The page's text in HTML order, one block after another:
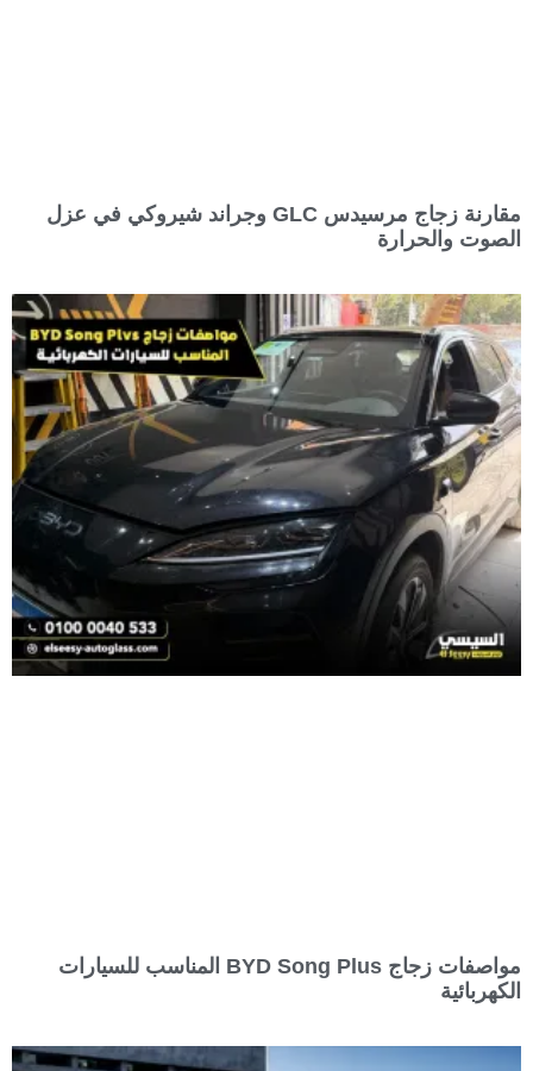
مقارنة زجاج مرسيدس GLC وجراند شيروكي في عزل
الصوت والحرارة
مواصفات زجاج BYD Song Plus المناسب للسيارات
الكهربائية